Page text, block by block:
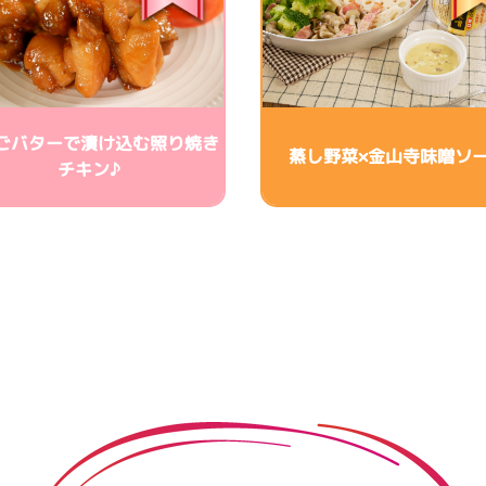
バターで漬け込む照り焼き
チキン♪
蒸し野菜×金山寺味噌ソ